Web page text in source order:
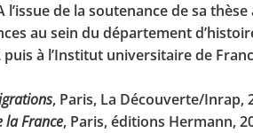
l’issue de la soutenance de sa
au sein du département
à l’Institut universitaire de
, Paris, La Découverte/Inrap,
la France, Paris, éditions Hermann,